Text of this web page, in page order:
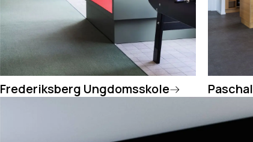
Frederiksberg Ungdomsskole Paschal